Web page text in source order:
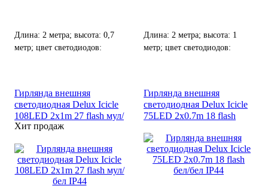
Длина: 2 метра; высота: 0,7
метр; цвет светодиодов:
Длина: 2 метра; высота: 1
метр; цвет светодиодов:
возможность соединения до
15 гирлянд от одного
источника питания.
Гирлянда внешняя
светодиодная Delux Icicle
108LED 2x1m 27 flash мул/
бел IP44
Хит продаж
Гирлянда внешняя
светодиодная Delux Icicle
75LED 2x0.7m 18 flash